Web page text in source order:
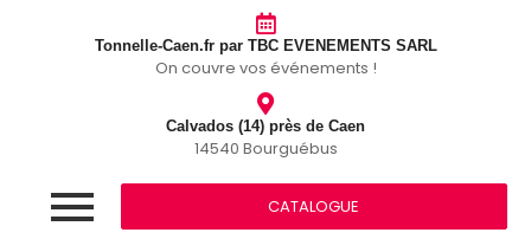
Tonnelle-Caen.fr par TBC EVENEMENTS SARL
On couvre vos événements !
Calvados (14) près de Caen
14540 Bourguébus
CATALOGUE